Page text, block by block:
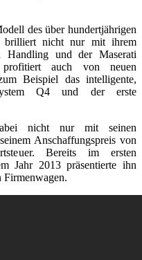
des über hundertjährigen
brilliert nicht nur mit ihrem
Handling und der Maserati
profitiert auch von neuen
Beispiel das intelligente,
Q4 und der erste
nicht nur mit seinen
Anschaffungspreis von
Bereits im ersten
Jahr 2013 präsentierte ihn
Firmenwagen.